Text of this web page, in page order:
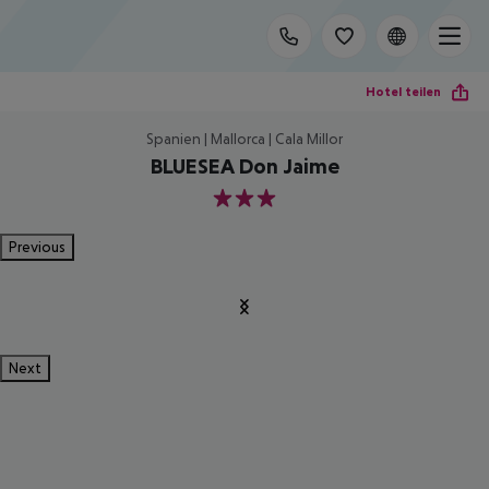
Hotel teilen
Spanien | Mallorca | Cala Millor
BLUESEA Don Jaime
3
Previous
Next